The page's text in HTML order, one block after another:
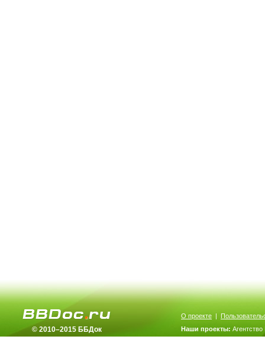
© 2010–2015 ББДок
О проекте |
Наши проекты: